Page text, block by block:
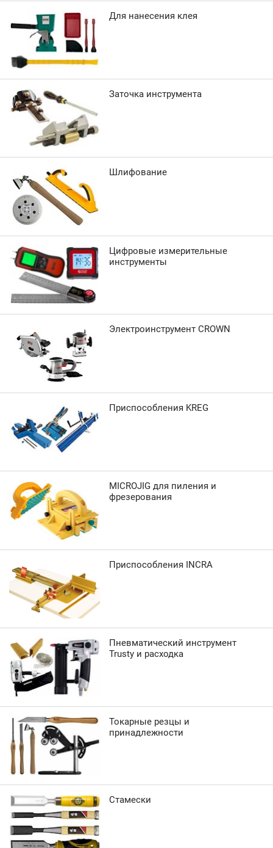
Для нанесения клея
Заточка инструмента
Шлифование
Цифровые измерительные
инструменты
Электроинструмент CROWN
Приспособления KREG
MICROJIG для пиления и
фрезерования
Приспособления INCRA
Пневматический инструмент
Trusty и расходка
Токарные резцы и
принадлежности
Стамески